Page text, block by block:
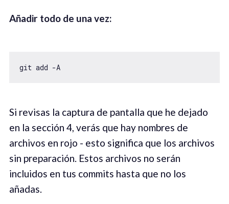
Añadir todo de una vez:
git add -A
Si revisas la captura de pantalla que he dejado
en la sección 4, verás que hay nombres de
archivos en rojo - esto significa que los archivos
sin preparación. Estos archivos no serán
incluidos en tus commits hasta que no los
añadas.